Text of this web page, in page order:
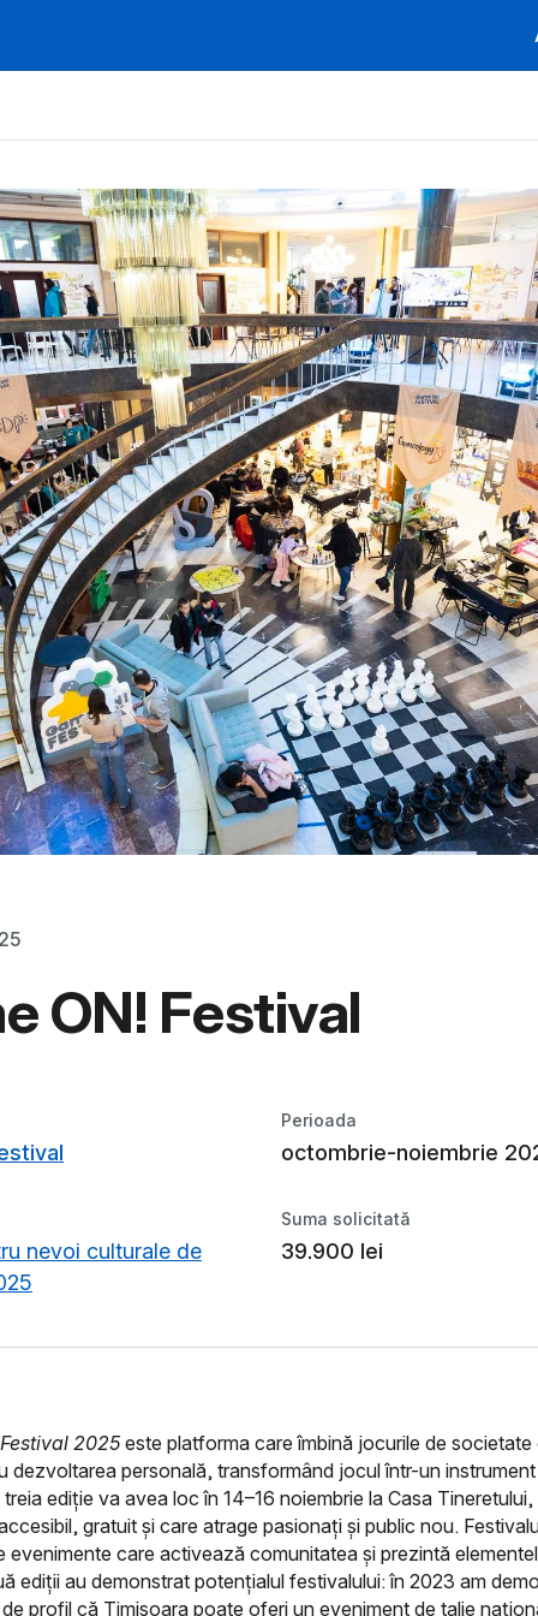
ON! Festival
Perioada
octombrie-noiembrie
nevoi culturale de
Suma solicitată
39.900 lei
2025este platforma care îmbină jocurile de societate
dezvoltarea personală, transformând jocul într-un
ediție va avea loc în 14–16 noiembrie la Casa
gratuit și care atrage pasionați și public nou.
evenimente care activează comunitatea și prezintă
ediții au demonstrat potențialul festivalului: în 2023 am
profil că Timișoara poate oferi un eveniment de talie